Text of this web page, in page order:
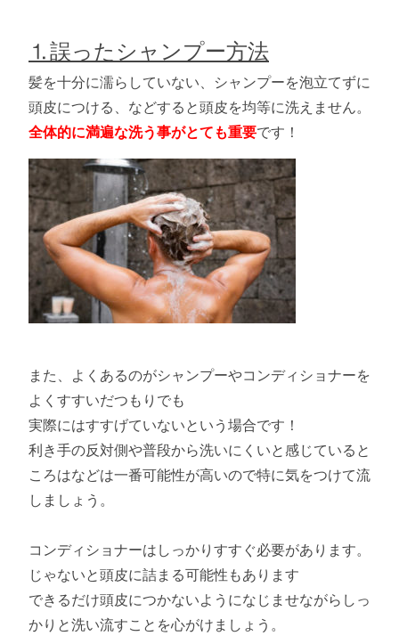
⒈誤ったシャンプー方法
髪を十分に濡らしていない、シャンプーを泡立てずに
頭皮につける、などすると頭皮を均等に洗えません。
全体的に満遍な洗う事がとても重要です！
また、よくあるのがシャンプーやコンディショナーを
よくすすいだつもりでも
実際にはすすげていないという場合です！
利き手の反対側や普段から洗いにくいと感じていると
ころはなどは一番可能性が高いので特に気をつけて流
しましょう。
コンディショナーはしっかりすすぐ必要があります。
じゃないと頭皮に詰まる可能性もあります
できるだけ頭皮につかないようになじませながらしっ
かりと洗い流すことを心がけましょう。